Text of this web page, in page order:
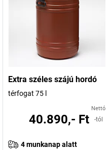
Extra széles szájú hordó
térfogat 75 l
Nettó
40.890,- Ft -tól
4 munkanap alatt